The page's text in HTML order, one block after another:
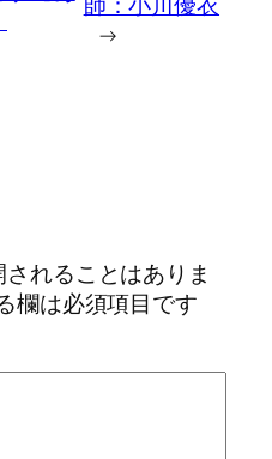
→
れることはありま
欄は必須項目です